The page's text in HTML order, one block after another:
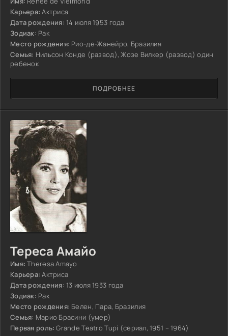
Карьера: Актриса
Дата рождения: 14 июля 1953 года
Зодиак: Рак
Место рождения: Рио-де-Жанейро, Бразилия
Семья: Нильсон Конде (развод), Жозе Вилкер (развод) один
ребенок
ПОДРОБНЕЕ
Тереса Амайо
Имя: Theresa Amayo
Карьера: Актриса
Дата рождения: 13 июля 1933 года
Зодиак: Рак
Место рождения: Белен, Пара, Бразилия
Семья: Марио Брасини (умер)
Первая роль: Grande Teatro Tupi (сериал, 1951 – 1964)